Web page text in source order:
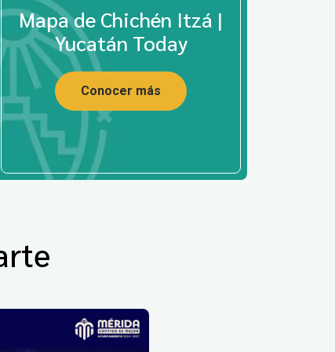
Mapa de Chichén Itzá |
Yucatán Today
Conocer más